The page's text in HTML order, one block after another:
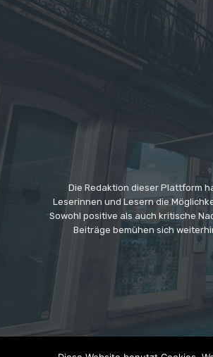
Die Redaktion dieser Plattform
Leserinnen und Lesern die
Sowohl positive als auch kritische
Beiträge bemühen sich